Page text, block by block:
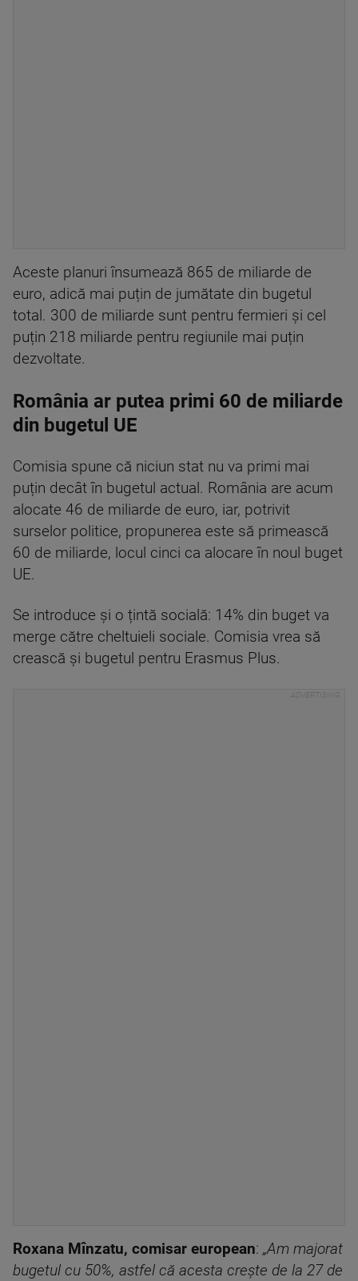
Aceste planuri însumează 865 de miliarde de
euro, adică mai puțin de jumătate din bugetul
total. 300 de miliarde sunt pentru fermieri și cel
puțin 218 miliarde pentru regiunile mai puțin
dezvoltate.
România ar putea primi 60 de miliarde
din bugetul UE
Comisia spune că niciun stat nu va primi mai
puțin decât în bugetul actual. România are acum
alocate 46 de miliarde de euro, iar, potrivit
surselor politice, propunerea este să primească
60 de miliarde, locul cinci ca alocare în noul buget
UE.
Se introduce și o țintă socială: 14% din buget va
merge către cheltuieli sociale. Comisia vrea să
crească și bugetul pentru Erasmus Plus.
Roxana Mînzatu, comisar european: „Am majorat
bugetul cu 50%, astfel că acesta crește de la 27 de